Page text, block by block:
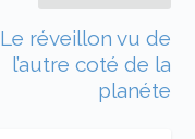
Le réveillon vu de
l’autre coté de la
planéte